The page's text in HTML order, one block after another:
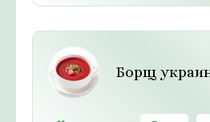
Борщ